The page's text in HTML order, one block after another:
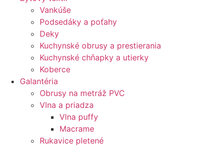
Vankúše
Podsedáky a poťahy
Deky
Kuchynské obrusy a prestierania
Kuchynské chňapky a utierky
Koberce
Galantéria
Obrusy na metráž PVC
Vlna a priadza
Vlna puffy
Macrame
Rukavice pletené